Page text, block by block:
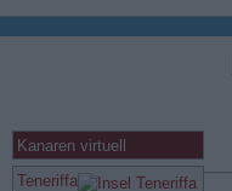
Kanaren virtuell
Teneriffa